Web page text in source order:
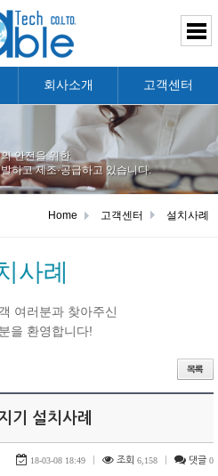
회사소개 고객센터
안전을 위한
하고 제조·공급하고 있습니다.
Home 고객센터 설치사례
사례
여러분과 찾아주신
을 환영합니다!
기 설치사례
18-03-08 18:49 조회 6,158 댓글 0